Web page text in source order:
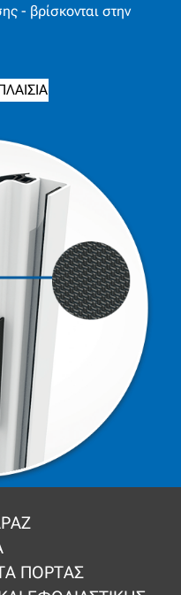
- βρίσκονται στην
ΠΌΡΤΑΣ